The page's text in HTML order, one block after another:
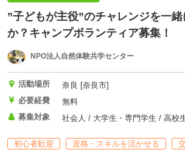
”子どもが主役”のチャレンジを一
か？キャンプボランティア募集！
NPO法人自然体験共学センター
活動場所
奈良 [奈良市]
必要経費
無料
募集対象
社会人 / 大学生・専門学生 / 高校
初心者歓迎 資格・スキルを活かせる